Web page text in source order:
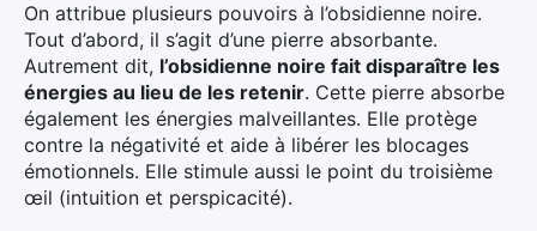
On attribue plusieurs pouvoirs à l’obsidienne noire.
Tout d’abord, il s’agit d’une pierre absorbante.
Autrement dit, l’obsidienne noire fait disparaître les
énergies au lieu de les retenir. Cette pierre absorbe
également les énergies malveillantes. Elle protège
contre la négativité et aide à libérer les blocages
émotionnels. Elle stimule aussi le point du troisième
œil (intuition et perspicacité).